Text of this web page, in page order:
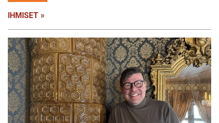
IHMISET »